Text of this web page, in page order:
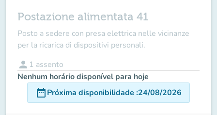
Postazione alimentata 41
Posto a sedere con presa elettrica nelle vicinanze
per la ricarica di dispositivi personali.
person 1 assento
Nenhum horário disponível para hoje
date_rangePróxima disponibilidade :24/08/2026